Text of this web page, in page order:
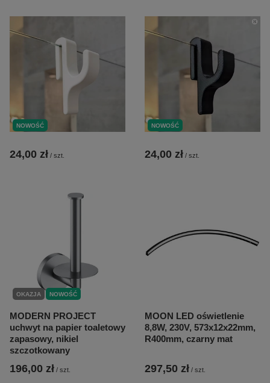
NOWOŚĆ
24,00 zł / szt.
NOWOŚĆ
24,00 zł / szt.
OKAZJA NOWOŚĆ
MODERN PROJECT
uchwyt na papier toaletowy
zapasowy, nikiel
szczotkowany
196,00 zł / szt.
MOON LED oświetlenie
8,8W, 230V, 573x12x22mm,
R400mm, czarny mat
297,50 zł / szt.